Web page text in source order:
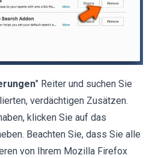
" Reiter und suchen Sie
verdächtigen Zusätzen.
klicken Sie auf das
Beachten Sie, dass Sie alle
von Ihrem Mozilla Firefox